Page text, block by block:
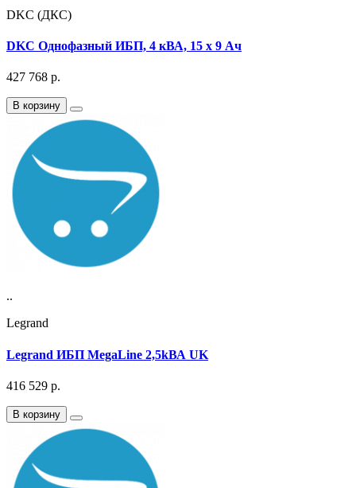
DKC (ДКС)
DKC Однофазный ИБП, 4 кВА, 15 х 9 Ач
427 768 р.
В корзину
..
Legrand
Legrand ИБП MegaLine 2,5kВА UK
416 529 р.
В корзину